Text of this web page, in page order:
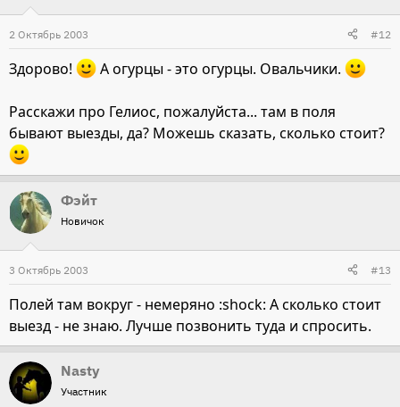
2 Октябрь 2003 #12
Здорово! А огурцы - это огурцы. Овальчики.
Расскажи про Гелиос, пожалуйста... там в поля
бывают выезды, да? Можешь сказать, сколько стоит?
Фэйт
Новичок
3 Октябрь 2003 #13
Полей там вокруг - немеряно :shock: А сколько стоит
выезд - не знаю. Лучше позвонить туда и спросить.
Nasty
Участник